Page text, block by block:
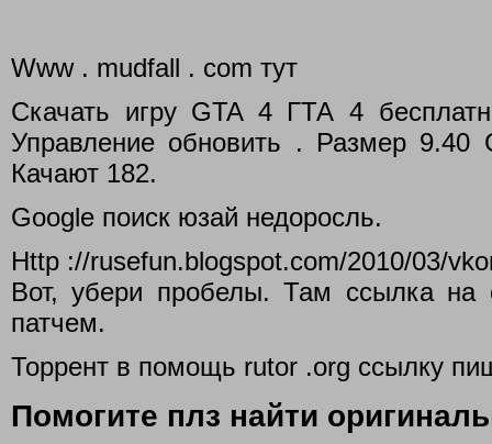
Www . mudfall . com тут
Скачать игру GTA 4 ГТА 4
Управление обновить . Размер
Качают 182.
Google поиск юзай недоросль.
Http ://rusefun.blogspot.com/2010/03/
Вот, убери пробелы. Там ссылка на
патчем.
Торрент в помощь rutor .org ссылку
Помогите плз найти